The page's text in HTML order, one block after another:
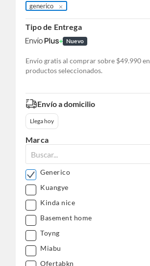
generico
Tipo de Entrega
Nuevo
Envío gratis al comprar sobre $49.990 en
productos seleccionados.
Envío a domicilio
Llega hoy
Marca
Generico
Kuangye
Kinda nice
Basement home
Toyng
Miabu
Ofertabkn